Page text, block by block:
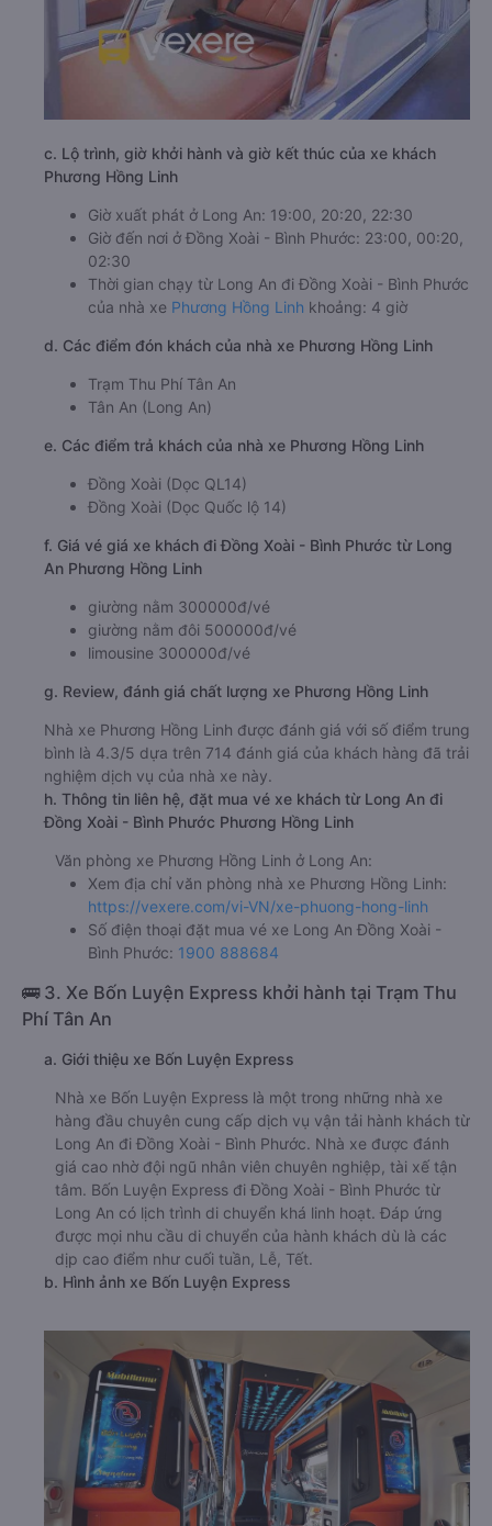
c. Lộ trình, giờ khởi hành và giờ kết thúc của xe khách
Phương Hồng Linh
Giờ xuất phát ở Long An: 19:00, 20:20, 22:30
Giờ đến nơi ở Đồng Xoài - Bình Phước: 23:00, 00:20,
02:30
Thời gian chạy từ Long An đi Đồng Xoài - Bình Phước
của nhà xe Phương Hồng Linh khoảng: 4 giờ
d. Các điểm đón khách của nhà xe Phương Hồng Linh
Trạm Thu Phí Tân An
Tân An (Long An)
e. Các điểm trả khách của nhà xe Phương Hồng Linh
Đồng Xoài (Dọc QL14)
Đồng Xoài (Dọc Quốc lộ 14)
f. Giá vé giá xe khách đi Đồng Xoài - Bình Phước từ Long
An Phương Hồng Linh
giường nằm 300000đ/vé
giường nằm đôi 500000đ/vé
limousine 300000đ/vé
g. Review, đánh giá chất lượng xe Phương Hồng Linh
Nhà xe Phương Hồng Linh được đánh giá với số điểm trung
bình là 4.3/5 dựa trên 714 đánh giá của khách hàng đã trải
nghiệm dịch vụ của nhà xe này.
h. Thông tin liên hệ, đặt mua vé xe khách từ Long An đi
Đồng Xoài - Bình Phước Phương Hồng Linh
Văn phòng xe Phương Hồng Linh ở Long An:
Xem địa chỉ văn phòng nhà xe Phương Hồng Linh:
https://vexere.com/vi-VN/xe-phuong-hong-linh
Số điện thoại đặt mua vé xe Long An Đồng Xoài -
Bình Phước: 1900 888684
🚌 3. Xe Bốn Luyện Express khởi hành tại Trạm Thu
Phí Tân An
a. Giới thiệu xe Bốn Luyện Express
Nhà xe Bốn Luyện Express là một trong những nhà xe
hàng đầu chuyên cung cấp dịch vụ vận tải hành khách từ
Long An đi Đồng Xoài - Bình Phước. Nhà xe được đánh
giá cao nhờ đội ngũ nhân viên chuyên nghiệp, tài xế tận
tâm. Bốn Luyện Express đi Đồng Xoài - Bình Phước từ
Long An có lịch trình di chuyển khá linh hoạt. Đáp ứng
được mọi nhu cầu di chuyển của hành khách dù là các
dịp cao điểm như cuối tuần, Lễ, Tết.
b. Hình ảnh xe Bốn Luyện Express